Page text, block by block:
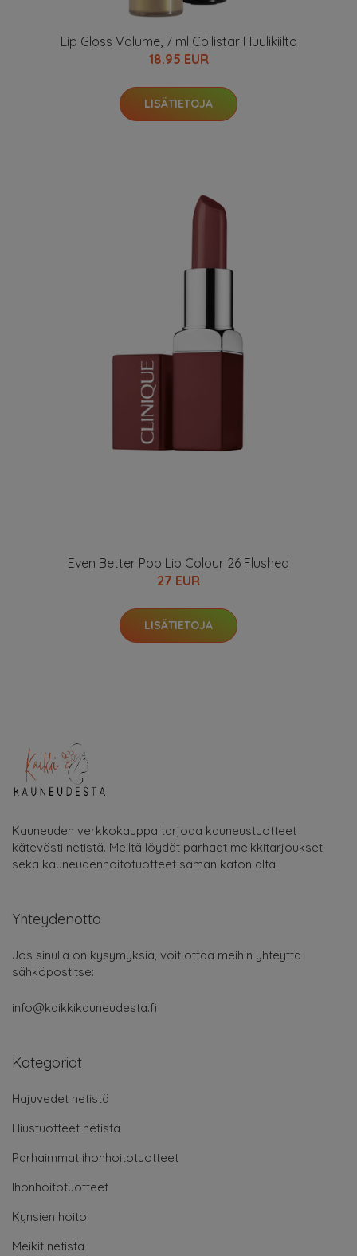
Lip Gloss Volume, 7 ml Collistar Huulikiilto
18.95 EUR
LISÄTIETOJA
Even Better Pop Lip Colour 26 Flushed
27 EUR
LISÄTIETOJA
Kauneuden verkkokauppa tarjoaa kauneustuotteet
kätevästi netistä. Meiltä löydät parhaat meikkitarjoukset
sekä kauneudenhoitotuotteet saman katon alta.
Yhteydenotto
Jos sinulla on kysymyksiä, voit ottaa meihin yhteyttä
sähköpostitse:
info@kaikkikauneudesta.fi
Kategoriat
Hajuvedet netistä
Hiustuotteet netistä
Parhaimmat ihonhoitotuotteet
Ihonhoitotuotteet
Kynsien hoito
Meikit netistä